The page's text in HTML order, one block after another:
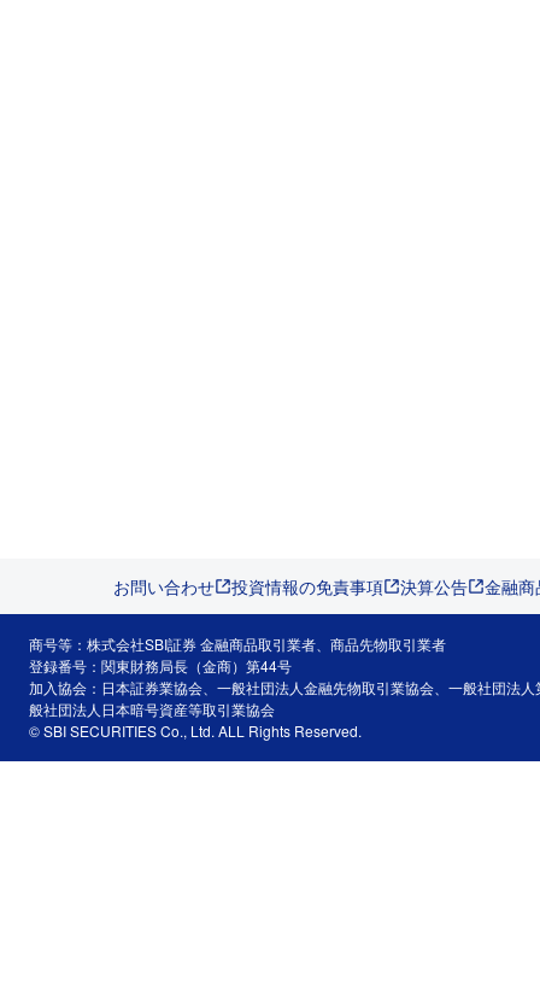
お問い合わせ 投資情報の免責事項 決算公告 金融
商号等：株式会社SBI証券 金融商品取引業者、商品先物取引業者
登録番号：関東財務局長（金商）第44号
加入協会：日本証券業協会、一般社団法人金融先物取引業協会、一般社団法
般社団法人日本暗号資産等取引業協会
© SBI SECURITIES Co., Ltd. ALL Rights Reserved.